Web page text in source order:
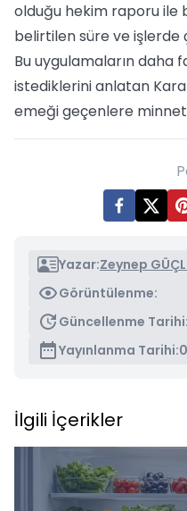
olduğu hekim raporu ile
belirtilen süre ve işlerde
Bu uygulamaların daha
istediklerini anlatan
emeği geçenlere
Yazar:Zeynep
Görüntülenme:
Güncellenme Tarihi:
Yayınlanma Tarihi:
İlgili İçerikler